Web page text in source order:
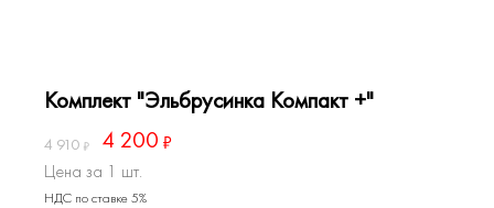
Комплект "Эльбрусинка Компакт +"
4 910 4 200
Цена за 1 шт.
НДС по ставке 5%